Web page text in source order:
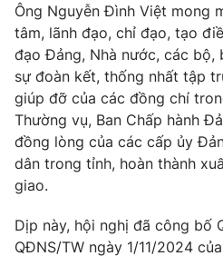
Liên hệ tòa soạn
THỜI BÁO VTV
Theo dõi báo trên
Ông Nguyễn Đình Việt mong
tâm, lãnh đạo, chỉ đạo, tạo
đạo Đảng, Nhà nước, các bộ,
sự đoàn kết, thống nhất tập
giúp đỡ của các đồng chí
Thường vụ, Ban Chấp hành
đồng lòng của các cấp ủy
dân trong tỉnh, hoàn thành
giao.
Dịp này, hội nghị đã công bố
QĐNS/TW ngày 1/11/2024